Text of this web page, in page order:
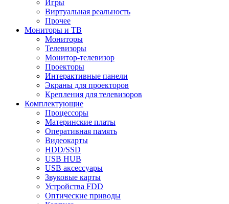
Игры
Виртуальная реальность
Прочее
Мониторы и ТВ
Мониторы
Телевизоры
Монитор-телевизор
Проекторы
Интерактивные панели
Экраны для проекторов
Крепления для телевизоров
Комплектующие
Процессоры
Материнские платы
Оперативная память
Видеокарты
HDD/SSD
USB HUB
USB аксессуары
Звуковые карты
Устройства FDD
Оптические приводы